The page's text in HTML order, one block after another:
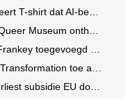
AI-bewakingscamera's misleidt
onthult nieuwe visuele identiteit
vaste opstelling STRAAT Museum
toe als prijzencategorie
EU door deelname Rusland